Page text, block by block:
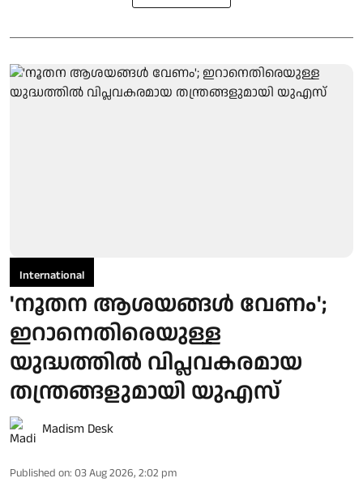
International
'നൂതന ആശയങ്ങൾ വേണം';
ഇറാനെതിരെയുള്ള
യുദ്ധത്തിൽ വിപ്ലവകരമായ
തന്ത്രങ്ങളുമായി യുഎസ്
Madism Desk
Published on: 03 Aug 2026, 2:02 pm